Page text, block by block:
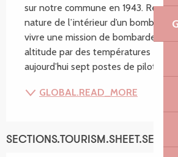
sur notre commune en 1943.
nature de l’intérieur d’un
vivre une mission de bombardement
altitude par des températures
aujourd’hui sept postes de pilotage,
GLOBAL.READ_MORE